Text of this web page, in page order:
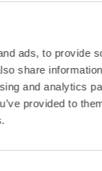
ads, to provide
share
and analytics
provided to
jo tänään.